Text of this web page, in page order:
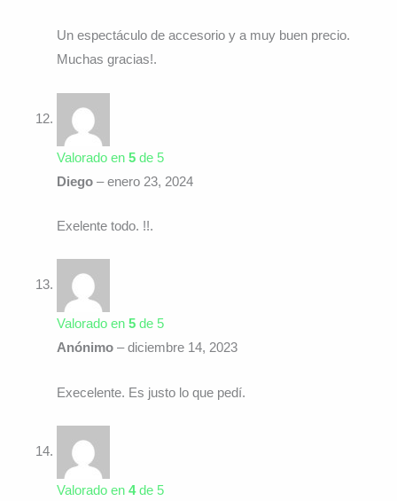
Un espectáculo de accesorio y a muy buen precio.
Muchas gracias!.
Valorado en 5de 5
Diego – enero 23, 2024
Exelente todo. !!.
Valorado en 5de 5
Anónimo – diciembre 14, 2023
Execelente. Es justo lo que pedí.
Valorado en 4de 5